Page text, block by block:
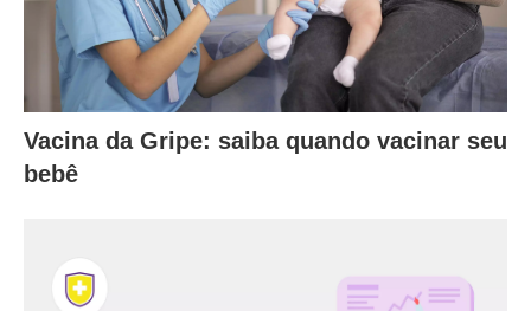
Vacina da Gripe: saiba quando vacinar seu
bebê